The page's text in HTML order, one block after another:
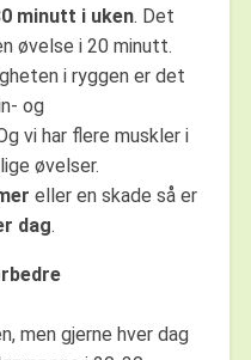
minutt i uken. Det
øvelse i 20 minutt.
i ryggen er det
og
vi har flere muskler i
øvelser.
eller en skade så er
dag.
men gjerne hver dag